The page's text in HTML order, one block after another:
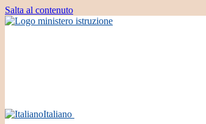
Salta al contenuto
Italiano